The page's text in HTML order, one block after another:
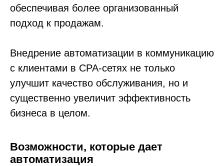
обеспечивая более организованный
подход к продажам.
Внедрение автоматизации в коммуникацию
с клиентами в СРА-сетях не только
улучшит качество обслуживания, но и
существенно увеличит эффективность
бизнеса в целом.
Возможности, которые дает
автоматизация